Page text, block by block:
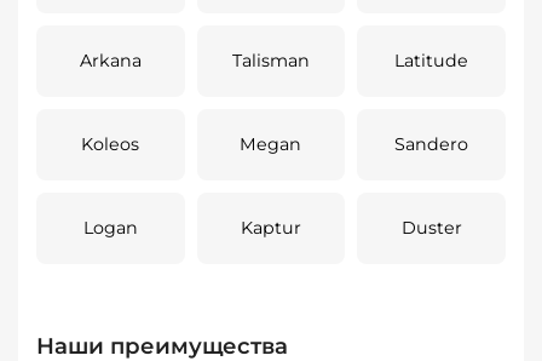
Arkana Talisman Latitude
Koleos Megan Sandero
Logan Kaptur Duster
Наши преимущества